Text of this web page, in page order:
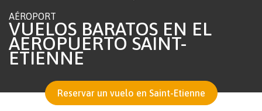
AÉROPORT
VUELOS BARATOS EN EL
AEROPUERTO SAINT-
ETIENNE
Reservar un vuelo en Saint-Etienne